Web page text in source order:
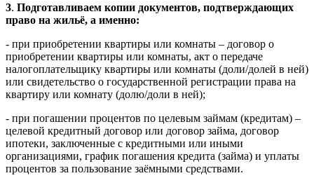
3. Подготавливаем копии документов, подтверждающих
право на жильё, а именно:
- при приобретении квартиры или комнаты – договор о
приобретении квартиры или комнаты, акт о передаче
налогоплательщику квартиры или комнаты (доли/долей в ней)
или свидетельство о государственной регистрации права на
квартиру или комнату (долю/доли в ней);
- при погашении процентов по целевым займам (кредитам) –
целевой кредитный договор или договор займа, договор
ипотеки, заключенные с кредитными или иными
организациями, график погашения кредита (займа) и уплаты
процентов за пользование заёмными средствами.